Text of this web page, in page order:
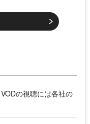
の視聴には各社の